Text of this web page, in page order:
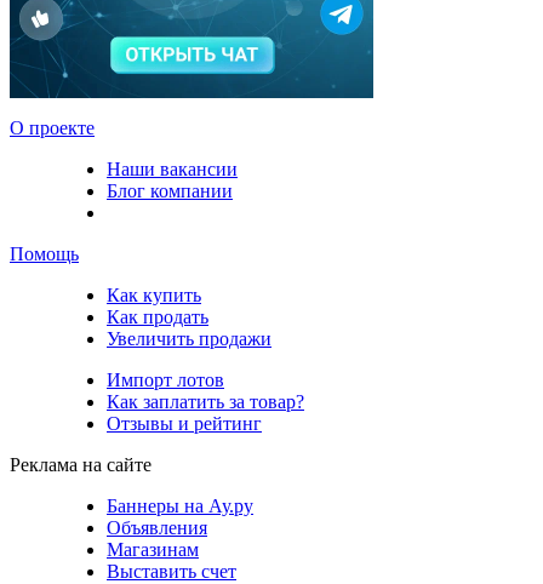
О проекте
Наши вакансии
Блог компании
Помощь
Как купить
Как продать
Увеличить продажи
Импорт лотов
Как заплатить за товар?
Отзывы и рейтинг
Реклама на сайте
Баннеры на Ау.ру
Объявления
Магазинам
Выставить счет